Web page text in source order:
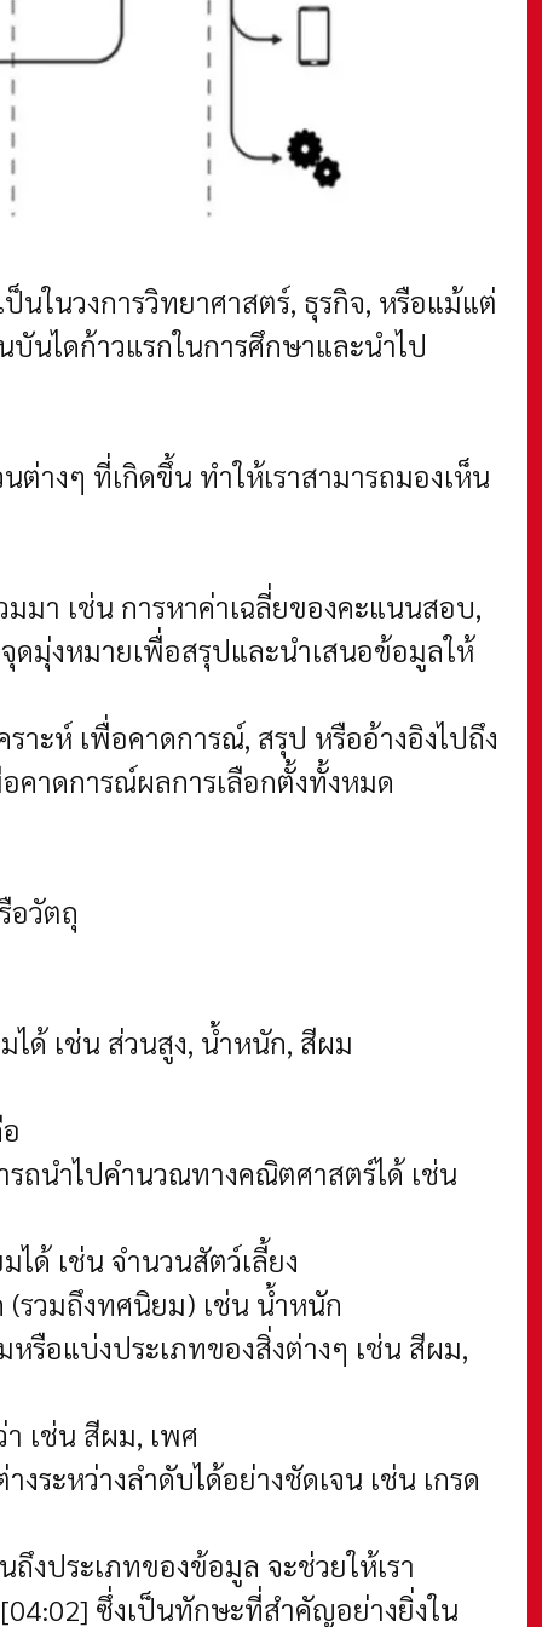
นในวงการวิทยาศาสตร์, ธุรกิจ, หรือแม้แต่
ไดก้าวแรกในการศึกษาและนำไป
างๆ ที่เกิดขึ้น ทำให้เราสามารถมองเห็น
มา เช่น การหาค่าเฉลี่ยของคะแนนสอบ,
ดมุ่งหมายเพื่อสรุปและนำเสนอข้อมูลให้
าะห์ เพื่อคาดการณ์, สรุป หรืออ้างอิงไปถึง
คาดการณ์ผลการเลือกตั้งทั้งหมด
อวัตถุ
ด้ เช่น ส่วนสูง, น้ำหนัก, สีผม
ถนำไปคำนวณทางคณิตศาสตร์ได้ เช่น
ด้ เช่น จำนวนสัตว์เลี้ยง
(รวมถึงทศนิยม) เช่น น้ำหนัก
รือแบ่งประเภทของสิ่งต่างๆ เช่น สีผม,
เช่น สีผม, เพศ
ระหว่างลำดับได้อย่างชัดเจน เช่น เกรด
งประเภทของข้อมูล จะช่วยให้เรา
ซึ่งเป็นทักษะที่สำคัญอย่างยิ่งใน